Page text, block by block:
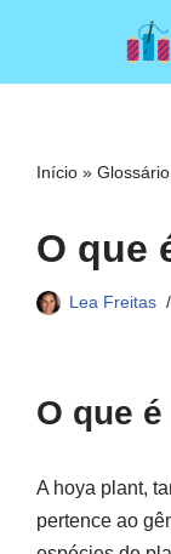
conteúdo
Início » Glossário
O que
Lea Freitas
O que
A hoya plant,
pertence ao